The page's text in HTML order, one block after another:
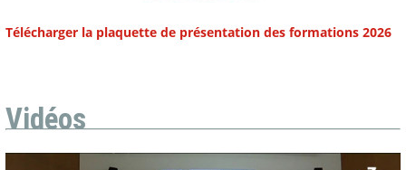
Télécharger la plaquette de présentation des formations 2026
Vidéos